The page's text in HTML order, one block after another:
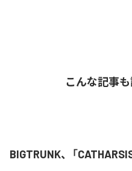
こんな記事
BIGTRUNK、「